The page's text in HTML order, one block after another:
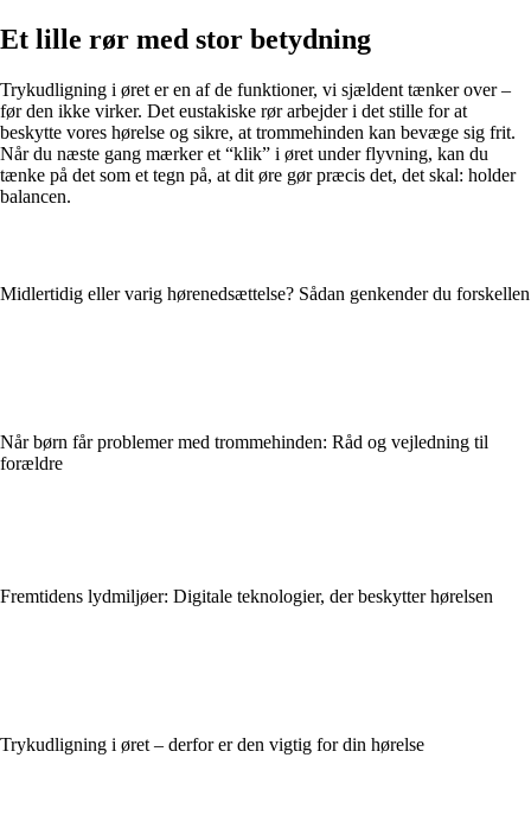
Et lille rør med stor betydning
Trykudligning i øret er en af de funktioner, vi sjældent tænker over –
før den ikke virker. Det eustakiske rør arbejder i det stille for at
beskytte vores hørelse og sikre, at trommehinden kan bevæge sig frit.
Når du næste gang mærker et “klik” i øret under flyvning, kan du
tænke på det som et tegn på, at dit øre gør præcis det, det skal: holder
balancen.
Midlertidig eller varig hørenedsættelse? Sådan genkender du forskellen
Når børn får problemer med trommehinden: Råd og vejledning til
forældre
Fremtidens lydmiljøer: Digitale teknologier, der beskytter hørelsen
Trykudligning i øret – derfor er den vigtig for din hørelse